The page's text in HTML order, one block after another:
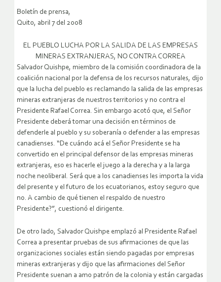
Boletín de prensa,
Quito, abril 7 del 2008
EL PUEBLO LUCHA POR LA SALIDA DE LAS EMPRESAS
MINERAS EXTRANJERAS, NO CONTRA CORREA
Salvador Quishpe, miembro de la comisión coordinadora de la
coalición nacional por la defensa de los recursos naturales, dijo
que la lucha del pueblo es reclamando la salida de las empresas
mineras extranjeras de nuestros territorios y no contra el
Presidente Rafael Correa. Sin embargo acotó que, el Señor
Presidente deberá tomar una decisión en términos de
defenderle al pueblo y su soberanía o defender a las empresas
canadienses. “De cuándo acá el Señor Presidente se ha
convertido en el principal defensor de las empresas mineras
extranjeras, eso es hacerle el juego a la derecha y a la larga
noche neoliberal. Será que a los canadienses les importa la vida
del presente y el futuro de los ecuatorianos, estoy seguro que
no. A cambio de qué tienen el respaldo de nuestro
Presidente?”, cuestionó el dirigente.
De otro lado, Salvador Quishpe emplazó al Presidente Rafael
Correa a presentar pruebas de sus afirmaciones de que las
organizaciones sociales están siendo pagadas por empresas
mineras extranjeras y dijo que las afirmaciones del Señor
Presidente suenan a amo patrón de la colonia y están cargadas